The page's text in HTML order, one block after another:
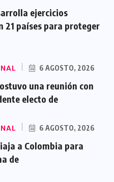
ejercicios
21 países para proteger
6 AGOSTO, 2026
una reunión con
electo de
6 AGOSTO, 2026
a Colombia para
de